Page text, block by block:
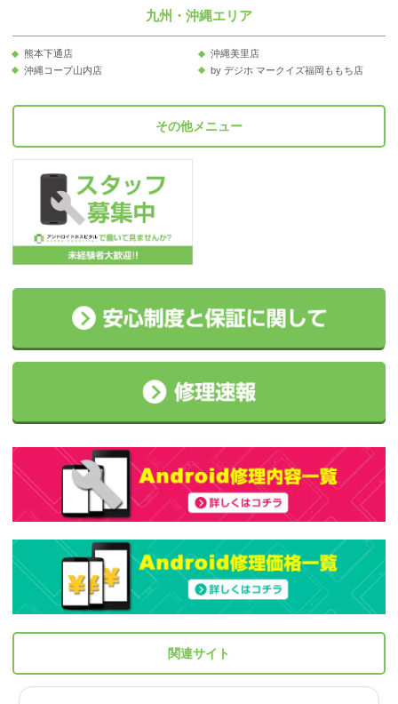
九州・沖縄エリア
熊本下通店
沖縄美里店
沖縄コープ山内店
by デジホ マークイズ福岡ももち店
その他メニュー
関連サイト